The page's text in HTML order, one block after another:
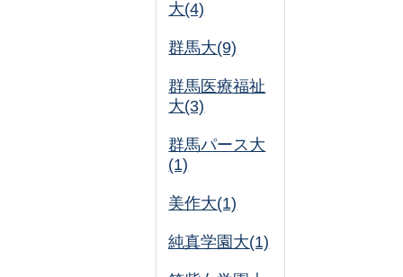
大(4)
群馬大(9)
群馬医療福祉
大(3)
群馬パース大
(1)
美作大(1)
純真学園大(1)